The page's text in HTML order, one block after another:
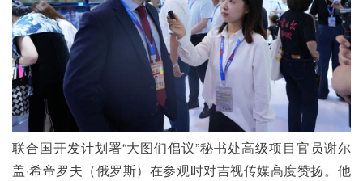
联合国开发计划署“大图们倡议”秘书处高级项目官员谢尔
盖·希帝罗夫（俄罗斯）在参观时对吉视传媒高度赞扬。他